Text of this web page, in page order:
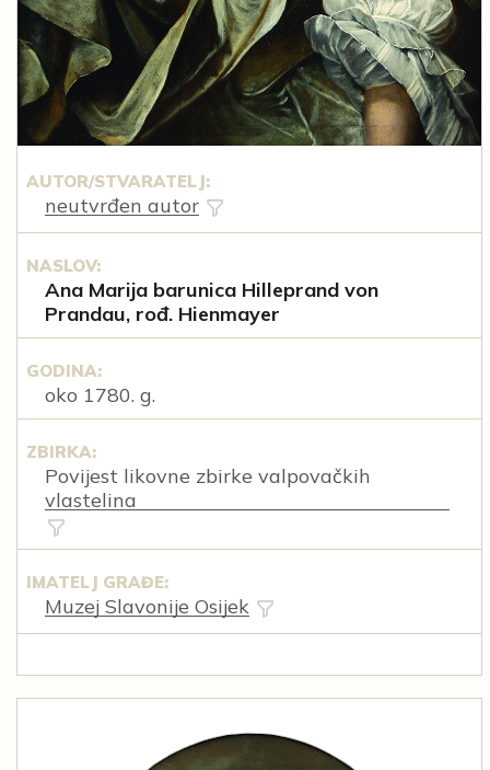
AUTOR/STVARATELJ:
neutvrđen autor
NASLOV:
Ana Marija barunica Hilleprand von
Prandau, rođ. Hienmayer
GODINA:
oko 1780. g.
ZBIRKA:
Povijest likovne zbirke valpovačkih
vlastelina
IMATELJ GRAĐE:
Muzej Slavonije Osijek